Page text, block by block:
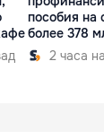
пособия на
более 378
2 часа